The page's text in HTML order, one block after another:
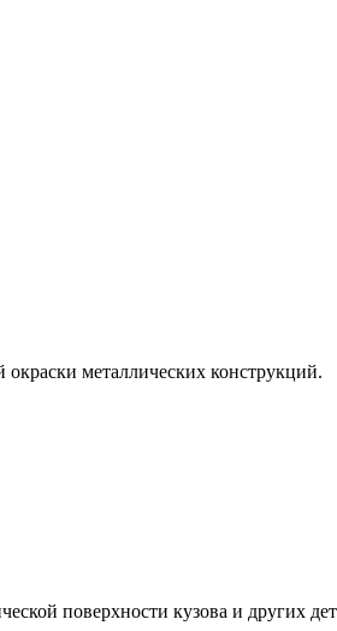
окраски металлических конструкций.
поверхности кузова и других